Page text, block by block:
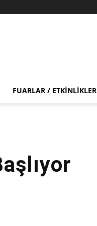
FUARLAR / ETKINLIKLER